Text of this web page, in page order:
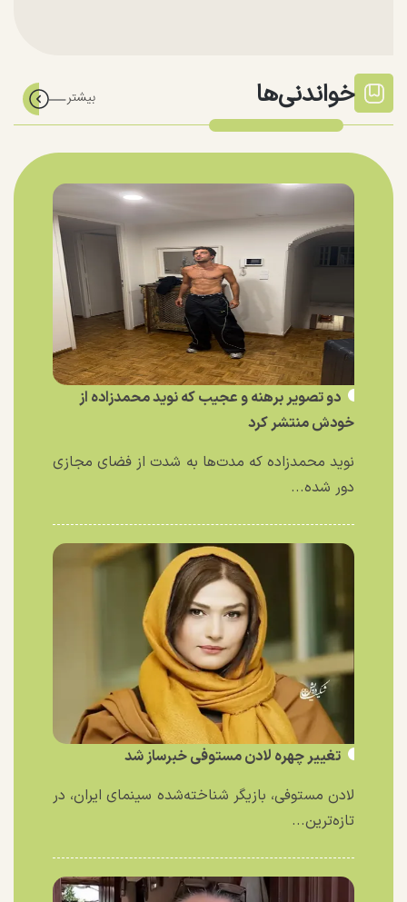
خواندنی‌ها
دو تصویر برهنه و عجیب که نوید محمدزاده از
خودش منتشر کرد
نوید محمدزاده که مدت‌ها به شدت از فضای مجازی
دور شده...
تغییر چهره لادن مستوفی خبرساز شد
لادن مستوفی، بازیگر شناخته‌شده سینمای ایران، در
تازه‌ترین...